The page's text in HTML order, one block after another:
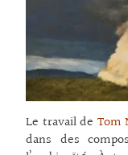
Le travail de Tom
dans des